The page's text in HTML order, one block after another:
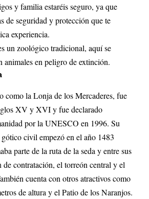
y familia estaréis seguro, ya que
de seguridad y protección que te
experiencia.
un zoológico tradicional, aquí se
animales en peligro de extinción.
como la Lonja de los Mercaderes, fue
XV y XVI y fue declarado
por la UNESCO en 1996. Su
civil empezó en el año 1483
parte de la ruta de la seda y entre sus
de contratación, el torreón central y el
cuenta con otros atractivos como
de altura y el Patio de los Naranjos.